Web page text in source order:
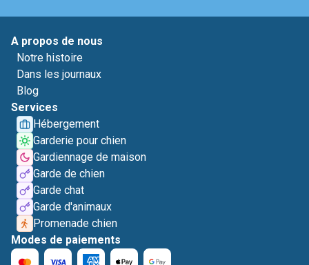
A propos de nous
Notre histoire
Dans les journaux
Blog
Services
Hébergement
Garderie pour chien
Gardiennage de maison
Garde de chien
Garde chat
Garde d'animaux
Promenade chien
Modes de paiements